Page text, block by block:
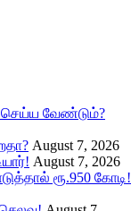
செய்ய வேண்டும்?
August 7, 2026
August 7, 2026
ரூ.950 கோடி!